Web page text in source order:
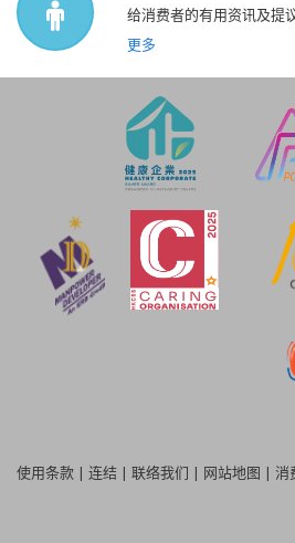
给消费者的有用资讯及提
更多
使用条款 | 连结 | 联络我们 | 网站地图 | 消